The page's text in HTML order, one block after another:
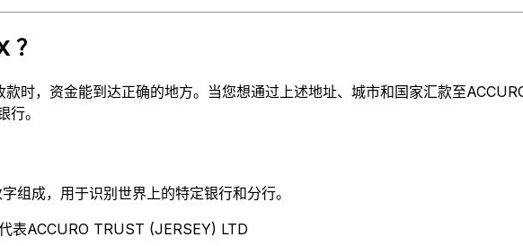
？
时，资金能到达正确的地方。当您想通过上述地址、城市和国家汇款至
。
组成，用于识别世界上的特定银行和分行。
表ACCURO TRUST (JERSEY) LTD